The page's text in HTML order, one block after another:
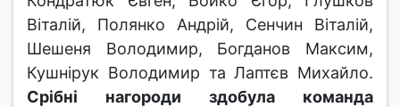
Віталій, Полянко Андрій, Сенчин Віталій,
Шешеня Володимир, Богданов Максим,
Кушнірук Володимир та Лаптєв Михайло.
Срібні нагороди здобула команда